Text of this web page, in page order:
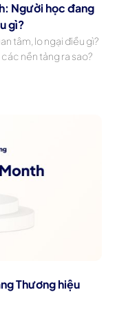
Người học đang
gì?
tâm, lo ngại điều gì?
nền tảng ra sao?
Thương hiệu